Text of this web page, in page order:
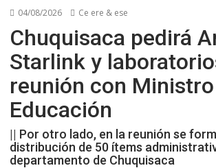
04/08/2026 Ce ere & ese
Chuquisaca pedirá
Starlink y
reunión con
Educación
|| Por otro lado, en la reunión se
distribución de 50 ítems
departamento de Chuquisaca